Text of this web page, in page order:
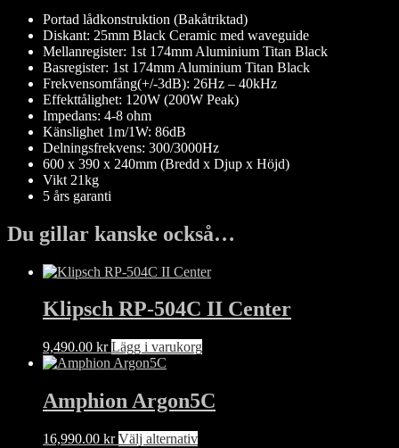
Portad lådkonstruktion (Bakåtriktad)
Diskant: 25mm Black Ceramic med waveguide
Mellanregister: 1st 174mm Aluminium Titan Black
Basregister: 1st 174mm Aluminium Titan Black
Frekvensomfång(+/-3dB): 26Hz – 40kHz
Effekttålighet: 120W (200W Peak)
Impedans: 4-8 ohm
Känslighet 1m/1W: 86dB
Delningsfrekvens: 300/3000Hz
600 x 390 x 240mm (Bredd x Djup x Höjd)
Vikt 21kg
5 års garanti
Du gillar kanske också…
Klipsch RP-504C II Center
9,490.00 kr Lägg i varukorg
Amphion Argon5C
16,990.00 kr Välj alternativDen